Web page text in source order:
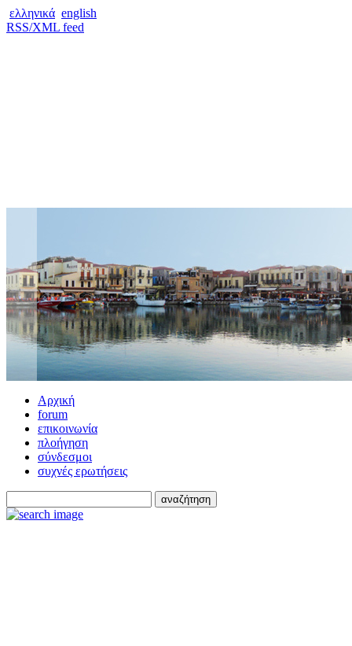
ελληνικά english
RSS/XML feed
Αρχική
forum
επικοινωνία
πλοήγηση
σύνδεσμοι
συχνές ερωτήσεις